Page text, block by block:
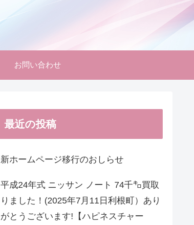
お問い合わせ
最近の投稿
新ホームページ移行のおしらせ
平成24年式 ニッサン ノート 74千㌔買取
りました！(2025年7月11日利根町）あり
がとうございます!【ハピネスチャー